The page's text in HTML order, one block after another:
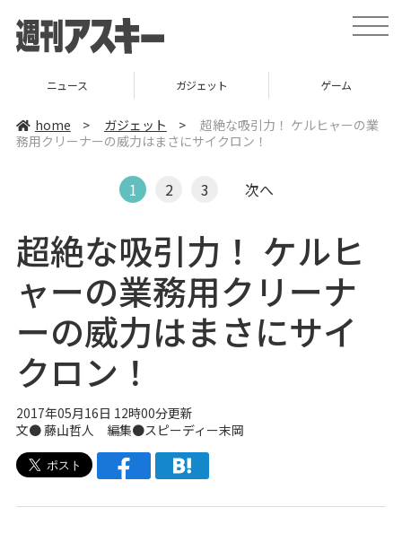
t
o
a
v
ガジェット ゲーム グルメ
home > ガジェット >
超絶な吸引力！ ケルヒャーの業
務用クリーナーの威力はまさにサイクロン！
1 2 3 次へ
超絶な吸引力！ ケルヒ
ャーの業務用クリーナ
ーの威力はまさにサイ
クロン！
2017年05月16日 12時00分更新
文● 藤山哲人 編集●スピーディー末岡